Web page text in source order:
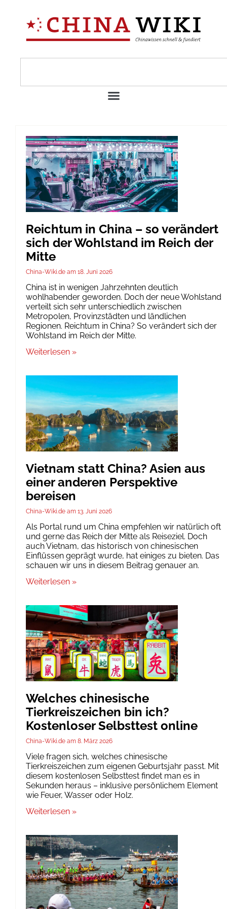
Reichtum in China – so verändert
sich der Wohlstand im Reich der
Mitte
China-Wiki.de 18. Juni 2026
China ist in wenigen Jahrzehnten deutlich
wohlhabender geworden. Doch der neue Wohlstand
verteilt sich sehr unterschiedlich zwischen
Metropolen, Provinzstädten und ländlichen
Regionen. Reichtum in China? So verändert sich der
Wohlstand im Reich der Mitte.
Weiterlesen »
Vietnam statt China? Asien aus
einer anderen Perspektive
bereisen
China-Wiki.de 13. Juni 2026
Als Portal rund um China empfehlen wir natürlich oft
und gerne das Reich der Mitte als Reiseziel. Doch
auch Vietnam, das historisch von chinesischen
Einflüssen geprägt wurde, hat einiges zu bieten. Das
schauen wir uns in diesem Beitrag genauer an.
Weiterlesen »
Welches chinesische
Tierkreiszeichen bin ich?
Kostenloser Selbsttest online
China-Wiki.de 8. März 2026
Viele fragen sich, welches chinesische
Tierkreiszeichen zum eigenen Geburtsjahr passt. Mit
diesem kostenlosen Selbsttest findet man es in
Sekunden heraus – inklusive persönlichem Element
wie Feuer, Wasser oder Holz.
Weiterlesen »